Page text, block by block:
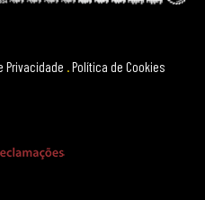
Privacidade Política de Cookies